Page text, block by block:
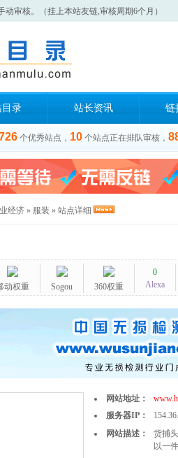
审核。（挂上本站友链,审核周期6个月）
目录 站长资讯 链
个优秀站点， 10 个站点正在排队审核，
经济 » 服装 » 站点详细
动权重 Sogou 360权重
0
Alexa
网站地址：
服务器IP：
网站描述：
货捕
以一